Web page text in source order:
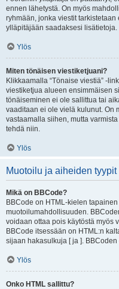
ennen lähetystä. On myös
ryhmään, jonka viestit
ylläpitäjään saadaksesi lisätietoja.
Ylös
Miten tönäisen viestiketjuani?
Klikkaamalla “Tönaise viestiä” -
viestiketjua alueen ensimmäisen
tönäiseminen ei ole sallittua tai
vaaditaan ei ole vielä kulunut. On
vastaamalla siihen, mutta
tehdä niin.
Ylös
Muotoilu ja aiheiden tyypit
Mikä on BBCode?
BBCode on HTML-kielen
muotoilumahdollisuuden.
voidaan ottaa pois käytöstä myös
BBCode itsessään on HTML:n
sijaan hakasulkuja [ ja ].
Ylös
Onko HTML sallittu?